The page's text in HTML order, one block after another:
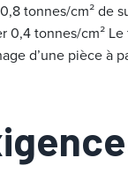
tonnes/cm² de
0,4 tonnes/cm²
d’une pièce à